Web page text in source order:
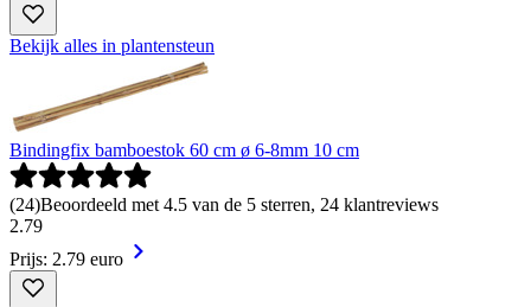
Bekijk alles in plantensteun
Bindingfix bamboestok 60 cm ø 6-8mm 10 cm
(24)Beoordeeld met 4.5 van de 5 sterren, 24 klantreviews
2.79
Prijs: 2.79 euro